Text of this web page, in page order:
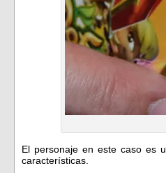
El personaje en este caso es
características.